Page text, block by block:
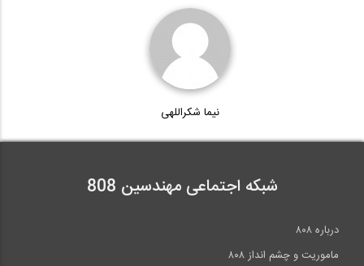
نیما شکراللهی
شبکه اجتماعی مهندسین 808
درباره ۸۰۸
ماموریت و چشم انداز ۸۰۸